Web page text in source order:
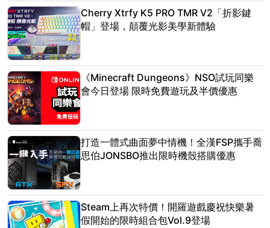
Cherry Xtrfy K5 PRO TMR V2「折影鍵
帽」登場，顛覆光影美學新體驗
《Minecraft Dungeons》NSO試玩同樂
會今日登場 限時免費遊玩及半價優惠
打造一體式曲面夢中情機！全漢FSP攜手喬
思伯JONSBO推出限時機殼搭購優惠
Steam上再次特價！開羅遊戲慶祝快樂暑
假開始的限時組合包Vol.9登場